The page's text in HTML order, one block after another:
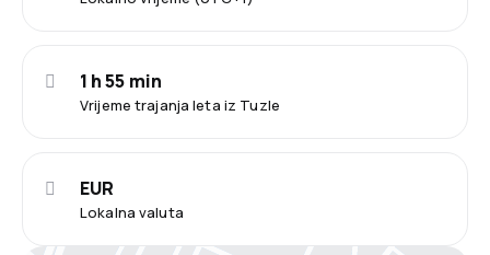
Vrijeme trajanja leta iz Tuzle
1 h 55 min
Lokalna valuta
EUR